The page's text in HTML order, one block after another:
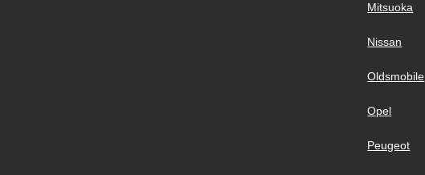
Mitsuoka
Nissan
Oldsmobile
Opel
Peugeot